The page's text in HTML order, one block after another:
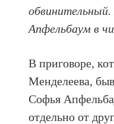
Апфельбаум в
В приговоре,
Менделеева,
Софья
отдельно от